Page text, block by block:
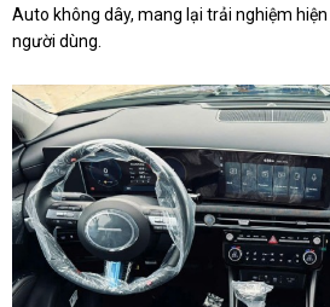
Auto không dây, mang lại trải nghiệm
người dùng.